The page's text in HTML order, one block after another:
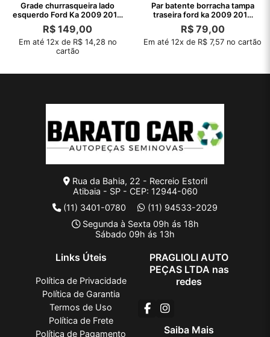
Grade churrasqueira lado
esquerdo Ford Ka 2009 2010
2011
R$ 149,00
Em até 12x de R$ 14,28 no
cartão
Par batente borracha tampa
traseira ford ka 2009 2010
2011
R$79,00
Em até 12x de R$ 7,57 no cartão
Rua da Bahia, 22 - Recreio Estoril
Atibaia - SP - CEP: 12944-060
(11) 3401-0780
(11) 94533-2029
Segunda à Sexta 09h ás 18h
Sábado 09h ás 13h
Links Úteis
Política de Privacidade
Política de Garantia
Termos de Uso
Política de Frete
Política de Pagamento
PRAGLIOLI AUTO
PEÇAS LTDA nas
redes
Saiba Mais